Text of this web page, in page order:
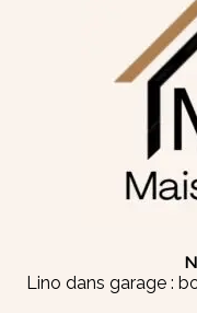
Lino dans garage :